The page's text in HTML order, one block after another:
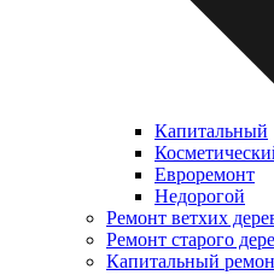
Капитальный
Евроремонт
Недорогой
Ремонт ветхих
Ремонт старого
Капитальный